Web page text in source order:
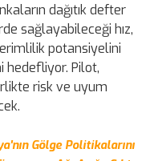
dağıtık defter
sağlayabileceği hız,
potansiyelini
Pilot,
risk ve uyum
Gölge Politikalarını